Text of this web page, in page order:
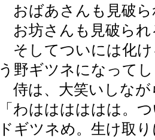
おばあさんも見破ら
お坊さんも見破ら
そしてついには化け
う野ギツネになって
侍は、大笑いしなが
「わはははははは。
ドギツネめ。生け取